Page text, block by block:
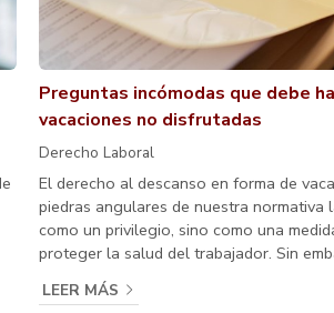
Preguntas incómodas que debe
vacaciones no disfrutadas
Derecho Laboral
El derecho al descanso en forma de
piedras angulares de nuestra normativa
como un privilegio, sino como una
proteger la salud del trabajador. Sin
de muchas empresas, la gestión de
difusa, generando situaciones donde el
LEER MÁS